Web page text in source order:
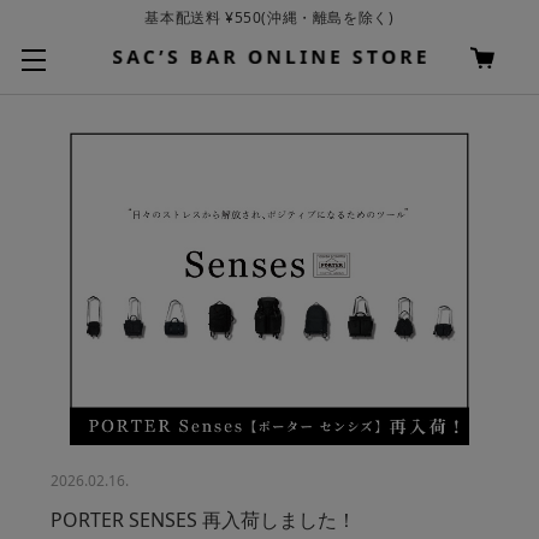
基本配送料 ¥550(沖縄・離島を除く)
2026.02.16.
PORTER SENSES 再入荷しました！